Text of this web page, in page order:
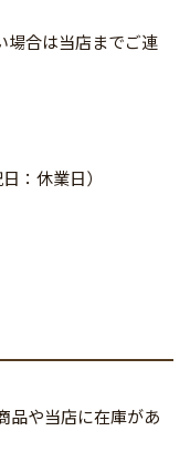
場合は当店までご連
：休業日）
品や当店に在庫があ